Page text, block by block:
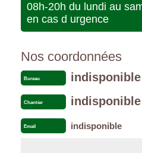
08h-20h du lundi au
en cas d urgence
Nos coordonnées
Bureau indisponible
Chantier indisponible
Email indisponible